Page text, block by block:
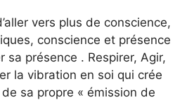
vers plus de conscience,
conscience et présence
sa présence . Respirer, Agir,
la vibration en soi qui crée
sa propre « émission de